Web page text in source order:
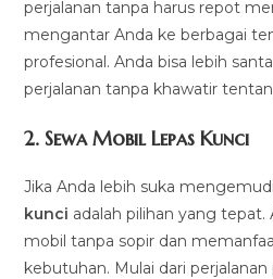
perjalanan tanpa harus repot
mengantar Anda ke berbagai
profesional. Anda bisa lebih
perjalanan tanpa khawatir
2.Sewa Mobil Lepas Kunci
Jika Anda lebih suka
kunci adalah pilihan yang tepat.
mobil tanpa sopir dan
kebutuhan. Mulai dari